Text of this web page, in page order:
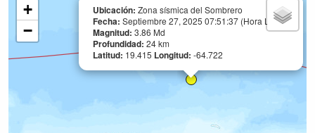
Ubicación: Zona sísmica del Sombrero
Fecha: Septiembre 27, 2025 07:51:37 (Hora Local)
Magnitud: 3.86 Md
Profundidad: 24 km
Latitud: 19.415 Longitud: -64.722
+
−